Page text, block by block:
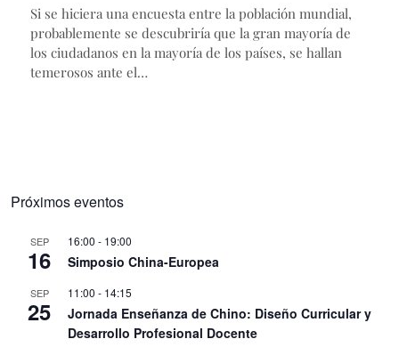
Si se hiciera una encuesta entre la población mundial,
probablemente se descubriría que la gran mayoría de
los ciudadanos en la mayoría de los países, se hallan
temerosos ante el…
Próximos eventos
SEP
16
16:00 - 19:00
Simposio China-Europea
SEP
25
11:00 - 14:15
Jornada Enseñanza de Chino: Diseño Curricular y
Desarrollo Profesional Docente